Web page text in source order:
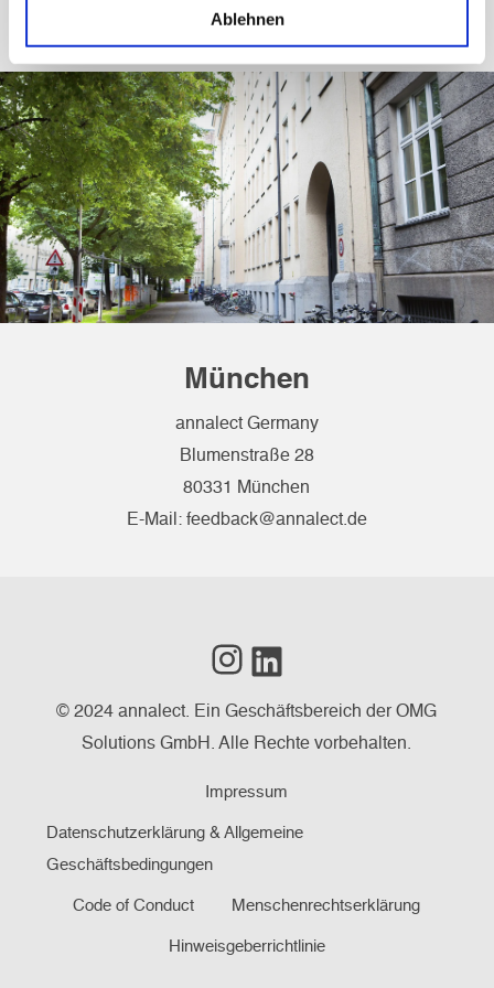
Ablehnen
feedback@annalect.de
München
annalect Germany
Blumenstraße 28
80331 München
E-Mail: feedback@annalect.de
Instagram
© 2024 annalect. Ein Geschäftsbereich der OMG
Solutions GmbH. Alle Rechte vorbehalten.
Impressum
Datenschutzerklärung & Allgemeine
Geschäftsbedingungen
Code of Conduct Menschenrechtserklärung
Hinweisgeberrichtlinie